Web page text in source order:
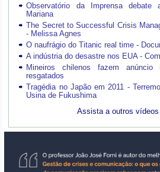
Observatório da Imprensa
Mariana
The Secret to Successful Crisis
- Melissa Agnes
O naufrágio do Titanic real time -
A indústria do desastre nos EUA -
Mineiros chilenos fazem anúncio
resgatados
Tragédia no Japão em 2011 -
Usina de Fukushima
Assista a outros